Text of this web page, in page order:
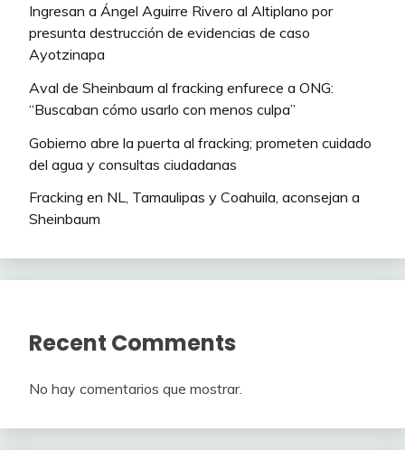
Ingresan a Ángel Aguirre Rivero al Altiplano por
presunta destrucción de evidencias de caso
Ayotzinapa
Aval de Sheinbaum al fracking enfurece a ONG:
“Buscaban cómo usarlo con menos culpa”
Gobierno abre la puerta al fracking; prometen cuidado
del agua y consultas ciudadanas
Fracking en NL, Tamaulipas y Coahuila, aconsejan a
Sheinbaum
Recent Comments
No hay comentarios que mostrar.